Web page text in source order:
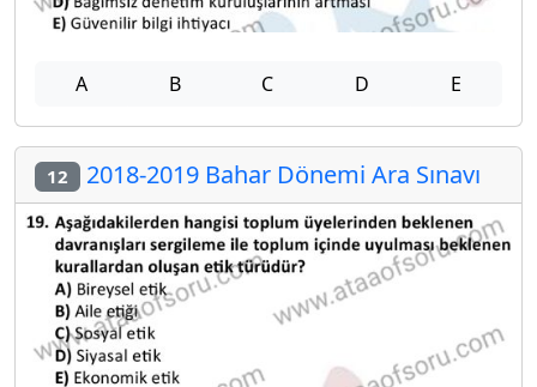
A B C D E
12 2018-2019 Bahar Dönemi Ara Sınavı